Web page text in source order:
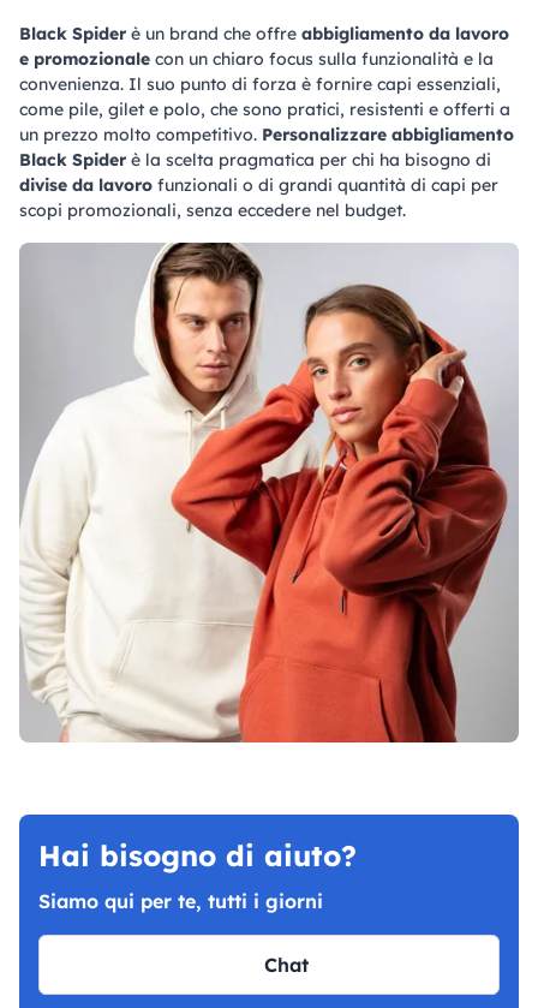
Black Spider è un brand che offre abbigliamento da lavoro
e promozionale con un chiaro focus sulla funzionalità e la
convenienza. Il suo punto di forza è fornire capi essenziali,
come pile, gilet e polo, che sono pratici, resistenti e offerti a
un prezzo molto competitivo. Personalizzare abbigliamento
Black Spider è la scelta pragmatica per chi ha bisogno di
divise da lavoro funzionali o di grandi quantità di capi per
scopi promozionali, senza eccedere nel budget.
Hai bisogno di aiuto?
Siamo qui per te, tutti i giorni
Chat